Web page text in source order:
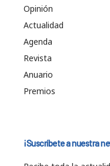
Opinión
Actualidad
Agenda
Revista
Anuario
Premios
¡Suscríbete a nuestra